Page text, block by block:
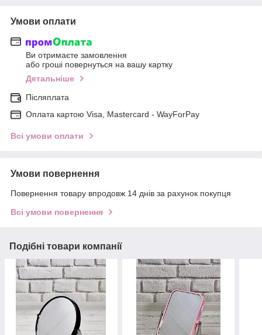
Умови оплати
Ви отримаєте замовлення
або гроші повернуться на вашу картку
Детальніше
Післяплата
Оплата картою Visa, Mastercard - WayForPay
Всі умови оплати
Умови повернення
Повернення товару впродовж 14 днів за рахунок покупця
Всі умови повернення
Подібні товари компанії